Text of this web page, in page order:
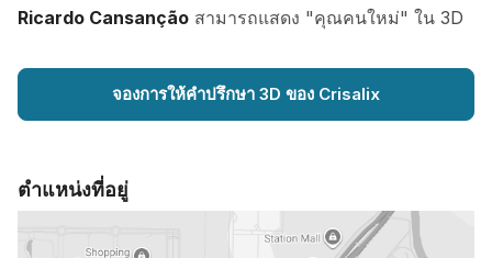
Ricardo Cansanção สามารถแสดง "คุณคนใหม่" ใน 3D
จองการให้คำปรึกษา 3D ของ Crisalix
ตำแหน่งที่อยู่